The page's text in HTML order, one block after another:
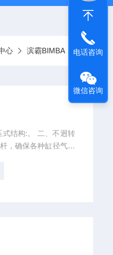
心 滨霸BIMBA
式结构:。 二、不迥转
，确保各种缸径气缸
电话咨询
微信咨询